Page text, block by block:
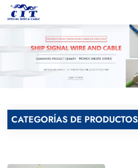
CIT SPECIAL CABLE Co., Ltd.
English
Français
Italiano
CATEGORÍAS DE PRODUCTOS